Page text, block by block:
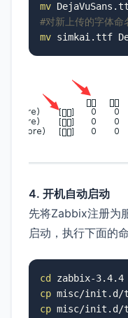
mv
#对新上传的字体命
mv
4. 开机自动启动
先将Zabbix注册为
启动，执行下面的
cd
cp
cp